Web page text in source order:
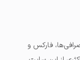
فارکس و